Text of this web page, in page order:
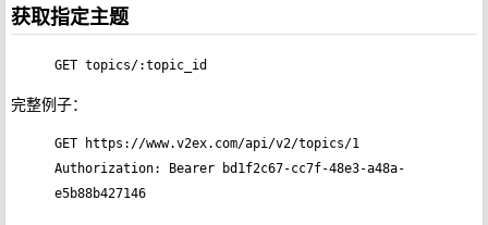
获取指定主题
GET topics/:topic_id
完整例子：
GET https://www.v2ex.com/api/v2/topics/1
Authorization: Bearer bd1f2c67-cc7f-48e3-a48a-